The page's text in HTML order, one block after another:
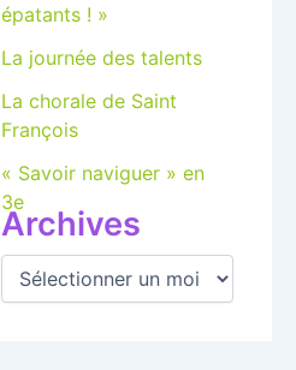
épatants ! »
La journée des talents
La chorale de Saint
François
« Savoir naviguer » en
3e
Archives
A